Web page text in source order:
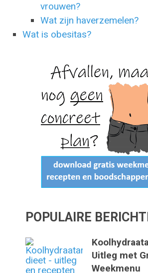
vrouwen?
Wat zijn haverzemelen?
Wat is obesitas?
POPULAIRE
Uitleg met
Weekmenu